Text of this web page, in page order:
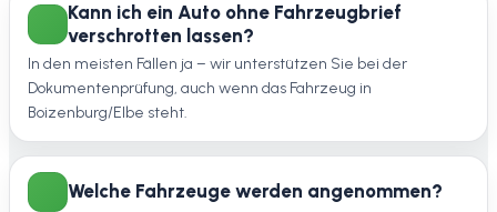
Kann ich ein Auto ohne Fahrzeugbrief
verschrotten lassen?
In den meisten Fällen ja – wir unterstützen Sie bei der
Dokumentenprüfung, auch wenn das Fahrzeug in
Boizenburg/Elbe steht.
Welche Fahrzeuge werden angenommen?